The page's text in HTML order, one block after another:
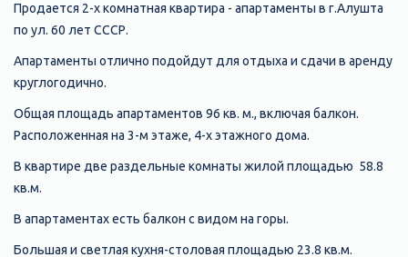
Продается 2-х комнатная квартира - апартаменты в г.Алушта
по ул. 60 лет СССР.
Апартаменты отлично подойдут для отдыха и сдачи в аренду
круглогодично.
Общая площадь апартаментов 96 кв. м., включая балкон.
Расположенная на 3-м этаже, 4-х этажного дома.
В квартире две раздельные комнаты жилой площадью 58.8
кв.м.
В апартаментах есть балкон с видом на горы.
Большая и светлая кухня-столовая площадью 23.8 кв.м.